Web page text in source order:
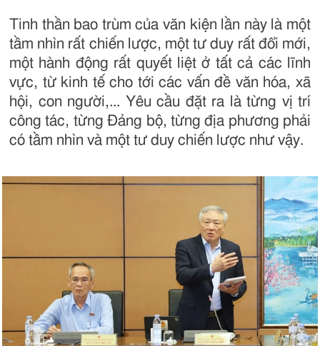
Tinh thần bao trùm của văn kiện lần này là một
tầm nhìn rất chiến lược, một tư duy rất đổi mới,
một hành động rất quyết liệt ở tất cả các lĩnh
vực, từ kinh tế cho tới các vấn đề văn hóa, xã
hội, con người,... Yêu cầu đặt ra là từng vị trí
công tác, từng Đảng bộ, từng địa phương phải
có tầm nhìn và một tư duy chiến lược như vậy.